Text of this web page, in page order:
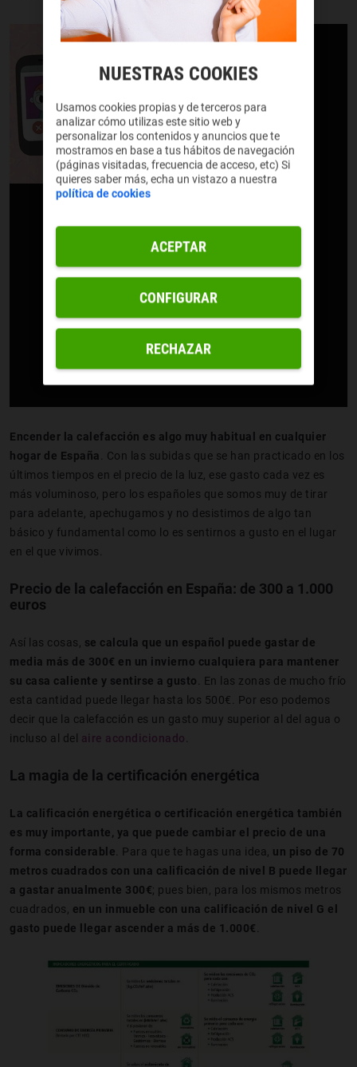
Encender la calefacción es algo muy habitual en cualquier
hogar de España . Con las subidas que se han practicado en los
últimos tiempos en el precio de la luz, ese gasto cada vez es
más voluminoso, pero los españoles que somos muy de tirar
para adelante, apechugamos y no desistimos de algo tan
básico y fundamental como lo es sentirnos a gusto en el lugar
en el que vivimos.
Precio de la calefacción en España: de 300 a 1.000
euros
Así las cosas, se calcula que un español puede gastar de
media más de 300€ en un invierno cualquiera para mantener
su casa caliente y sentirse a gusto . En las zonas de mucho frío
esta cantidad puede llegar hasta los 500€. Por eso podemos
decir que la calefacción es un gasto muy superior al del agua o
incluso al del aire acondicionado
La magia de la certificación energética
La calificación energética o certificación energética también
es muy importante, ya que puede cambiar el precio de una
forma considerable . Para que te hagas una idea, un piso de 70
metros cuadrados con una calificación de nivel B puede llegar
a gastar anualmente 300€; pues bien, para los mismos metros
cuadrados,
en un inmueble con una calificación de nivel G el
gasto puede llegar ascender a más de 1.000€
NUESTRAS COOKIES
Usamos cookies propias y de terceros para
analizar cómo utilizas este sitio web y
personalizar los contenidos y anuncios que te
mostramos en base a tus hábitos de navegación
(páginas visitadas, frecuencia de acceso, etc) Si
quieres saber más, echa un vistazo a nuestra
política de cookies
RECHAZAR
ACEPTAR
CONFIGURAR